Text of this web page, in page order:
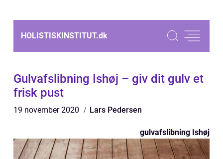
HOLISTISKINSTITUT.dk
Gulvafslibning Ishøj – giv dit gulv et
frisk pust
19 november 2020 Lars Pedersen
gulvafslibning Ishøj